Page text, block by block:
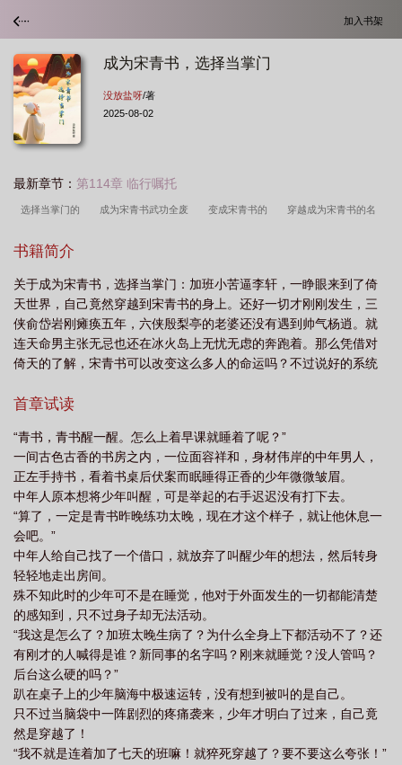
加入书架
成为宋青书，选择当掌门
没放盐呀/著
2025-08-02
最新章节： 第114章 临行嘱托
选择当掌门的 成为宋青书武功全废 变成宋青书的 穿越成为宋青书的名
书 变成宋青书
书的一部 成为宋青书的 主角变成宋青书 宋青书穿越成宋青书 主角穿越
成为宋青书的 穿越成为宋青书是什么 穿越成为宋青书的有哪些2019
成宋青书武功全失的 成为宋青书 穿越成为宋青书的
书籍简介
关于成为宋青书，选择当掌门：加班小苦逼李轩，一睁眼来到了倚
天世界，自己竟然穿越到宋青书的身上。还好一切才刚刚发生，三
侠俞岱岩刚瘫痪五年，六侠殷梨亭的老婆还没有遇到帅气杨逍。就
连天命男主张无忌也还在冰火岛上无忧无虑的奔跑着。那么凭借对
倚天的了解，宋青书可以改变这么多人的命运吗？不过说好的系统
兼济天下，没系统独善其身。宋青书之后只想好好的当一名武当掌
首章试读
“青书，青书醒一醒。怎么上着早课就睡着了呢？”
一间古色古香的书房之内，一位面容祥和，身材伟岸的中年男人，
正左手持书，看着书桌后伏案而眠睡得正香的少年微微皱眉。
中年人原本想将少年叫醒，可是举起的右手迟迟没有打下去。
“算了，一定是青书昨晚练功太晚，现在才这个样子，就让他休息一
会吧。”
中年人给自己找了一个借口，就放弃了叫醒少年的想法，然后转身
轻轻地走出房间。
殊不知此时的少年可不是在睡觉，他对于外面发生的一切都能清楚
的感知到，只不过身子却无法活动。
“我这是怎么了？加班太晚生病了？为什么全身上下都活动不了？还
有刚才的人喊得是谁？新同事的名字吗？刚来就睡觉？没人管吗？
后台这么硬的吗？”
趴在桌子上的少年脑海中极速运转，没有想到被叫的是自己。
只不过当脑袋中一阵剧烈的疼痛袭来，少年才明白了过来，自己竟
然是穿越了！
“我不就是连着加了七天的班嘛！就猝死穿越了？要不要这么夸张！”